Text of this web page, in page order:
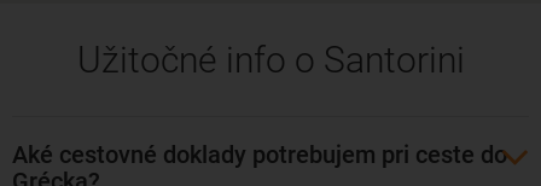
kostolíky s modrými kupolami, kľukaté úzke uličky a výborná
Ostrov je mimoriadne obľúbený aj v očiach Slovákov, ktorí tu
Užitočné info o Santorini
Aké cestovné doklady potrebujem pri ceste do